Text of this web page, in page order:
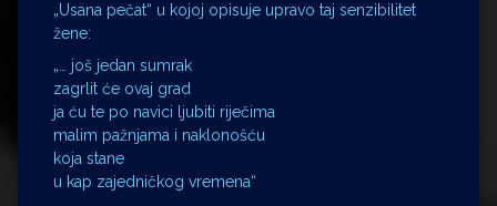
„Usana pečat“ u kojoj opisuje upravo taj senzibilitet
žene:
„… još jedan sumrak
zagrlit će ovaj grad
ja ću te po navici ljubiti riječima
malim pažnjama i naklonošću
koja stane
u kap zajedničkog vremena“